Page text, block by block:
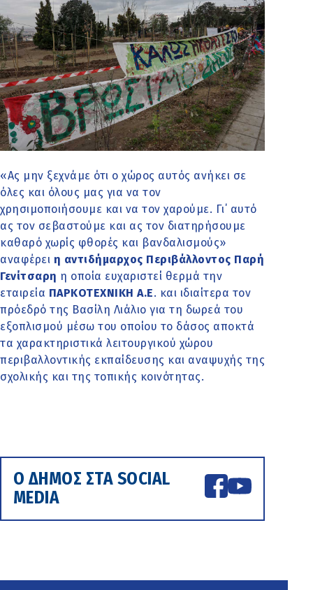
«Ας μην ξεχνάμε ότι ο χώρος αυτός ανήκει σε
όλες και όλους μας για να τον
χρησιμοποιήσουμε και να τον χαρούμε. Γι΄ αυτό
ας τον σεβαστούμε και ας τον διατηρήσουμε
καθαρό χωρίς φθορές και βανδαλισμούς»
αναφέρει η αντιδήμαρχος Περιβάλλοντος Παρή
Γενίτσαρη η οποία ευχαριστεί θερμά την
εταιρεία ΠΑΡΚΟΤΕΧΝΙΚΗ Α.Ε. και ιδιαίτερα τον
πρόεδρό της Βασίλη Λιάλιο για τη δωρεά του
εξοπλισμού μέσω του οποίου το δάσος αποκτά
τα χαρακτηριστικά λειτουργικού χώρου
περιβαλλοντικής εκπαίδευσης και αναψυχής της
σχολικής και της τοπικής κοινότητας.
Ο ΔΗΜΟΣ ΣΤΑ SOCIAL
MEDIA